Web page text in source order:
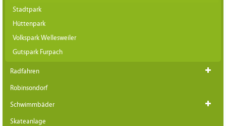
Stadtpark
Hüttenpark
Volkspark Wellesweiler
Gutspark Furpach
Radfahren
Robinsondorf
Schwimmbäder
Skateanlage